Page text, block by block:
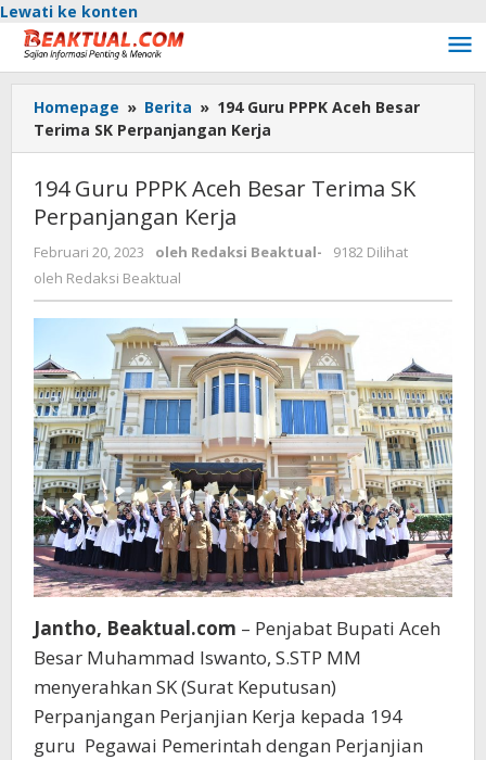
Lewati ke konten
Homepage » Berita » 194 Guru PPPK Aceh Besar
Terima SK Perpanjangan Kerja
194 Guru PPPK Aceh Besar Terima SK
Perpanjangan Kerja
Februari 20, 2023 oleh Redaksi Beaktual-
9182 Dilihat
oleh Redaksi Beaktual
Jantho, Beaktual.com – Penjabat Bupati Aceh
Besar Muhammad Iswanto, S.STP MM
menyerahkan SK (Surat Keputusan)
Perpanjangan Perjanjian Kerja kepada 194
guru Pegawai Pemerintah dengan Perjanjian